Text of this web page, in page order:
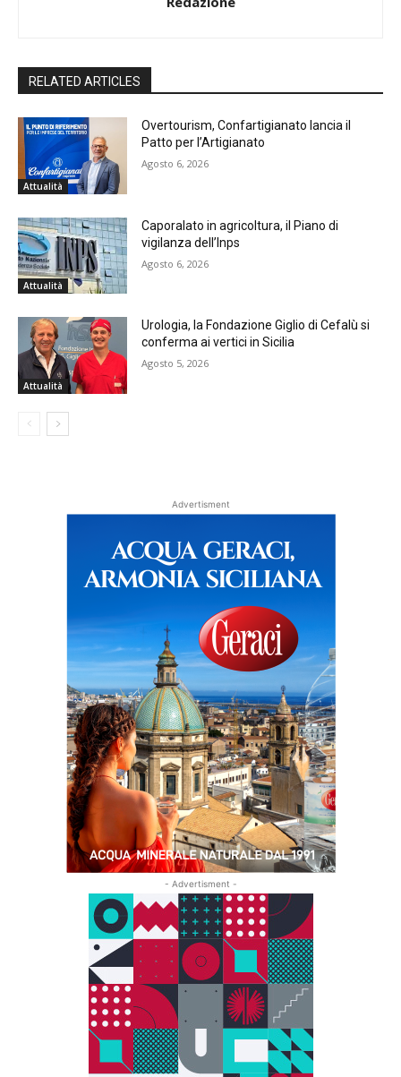
RELATED ARTICLES
Attualità
Overtourism, Confartigianato lancia il
Patto per l’Artigianato
Agosto 6, 2026
Attualità
Caporalato in agricoltura, il Piano di
vigilanza dell’Inps
Agosto 6, 2026
Attualità
Urologia, la Fondazione Giglio di Cefalù si
conferma ai vertici in Sicilia
Agosto 5, 2026
Advertisment
- Advertisment -